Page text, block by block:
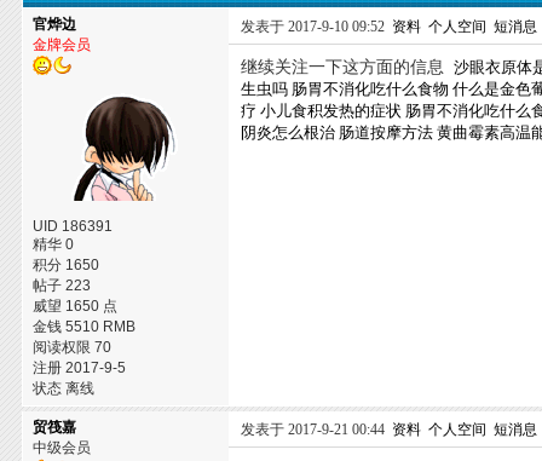
官烨边
金牌会员
UID 186391
精华 0
积分 1650
帖子 223
威望 1650 点
金钱 5510 RMB
阅读权限 70
注册 2017-9-5
状态 离线
发表于 2017-9-10 09:52 资料 个人空间 短消息
继续关注一下这方面的信息
沙眼衣原体
生虫吗 肠胃不消化吃什么食物 什么是金色
疗 小儿食积发热的症状 肠胃不消化吃什么
阴炎怎么根治 肠道按摩方法 黄曲霉素高温
贸筏嘉
中级会员
发表于 2017-9-21 00:44 资料 个人空间 短消息